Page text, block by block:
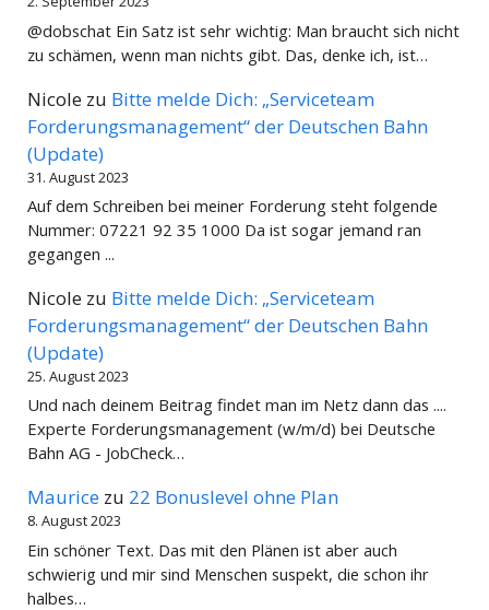
@dobschat Ein Satz ist sehr wichtig: Man braucht sich nicht
zu schämen, wenn man nichts gibt. Das, denke ich, ist…
Nicole zu Bitte melde Dich: „Serviceteam
Forderungsmanagement“ der Deutschen Bahn
(Update)
31. August 2023
Auf dem Schreiben bei meiner Forderung steht folgende
Nummer: 07221 92 35 1000 Da ist sogar jemand ran
gegangen ...
Nicole zu Bitte melde Dich: „Serviceteam
Forderungsmanagement“ der Deutschen Bahn
(Update)
25. August 2023
Und nach deinem Beitrag findet man im Netz dann das ....
Experte Forderungsmanagement (w/m/d) bei Deutsche
Bahn AG - JobCheck…
Maurice zu 22 Bonuslevel ohne Plan
8. August 2023
Ein schöner Text. Das mit den Plänen ist aber auch
schwierig und mir sind Menschen suspekt, die schon ihr
halbes…